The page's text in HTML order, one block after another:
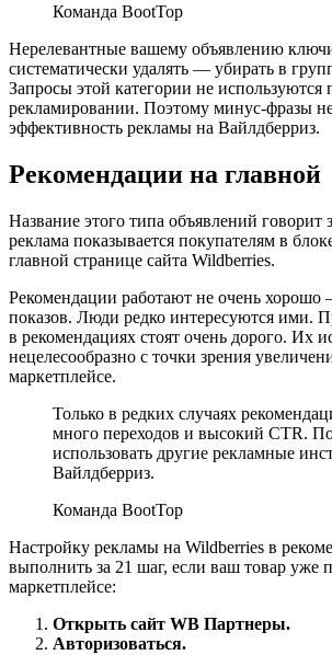
Команда BootTop
Нерелевантные вашему объявлению
систематически удалять — убирать в
Запросы этой категории не используются
рекламировании. Поэтому минус-фразы
эффективность рекламы на Вайлдберриз.
Рекомендации на главной
Название этого типа объявлений говорит
реклама показывается покупателям в
главной странице сайта Wildberries.
Рекомендации работают не очень
показов. Люди редко интересуются ими.
в рекомендациях стоят очень дорого. Их
нецелесообразно с точки зрения
маркетплейсе.
Только в редких случаях
много переходов и высокий CTR.
использовать другие рекламные
Вайлдберриз.
Команда BootTop
Настройку рекламы на Wildberries в
выполнить за 21 шаг, если ваш товар уже
маркетплейсе:
Открыть сайт WB Партнеры.
Авторизоваться.